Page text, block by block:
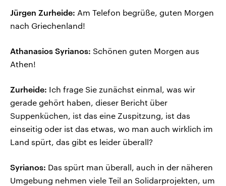
Jürgen Zurheide: Am Telefon begrüße, guten Morgen
nach Griechenland!
Athanasios Syrianos: Schönen guten Morgen aus
Athen!
Zurheide: Ich frage Sie zunächst einmal, was wir
gerade gehört haben, dieser Bericht über
Suppenküchen, ist das eine Zuspitzung, ist das
einseitig oder ist das etwas, wo man auch wirklich im
Land spürt, das gibt es leider überall?
Syrianos: Das spürt man überall, auch in der näheren
Umgebung nehmen viele Teil an Solidarprojekten, um